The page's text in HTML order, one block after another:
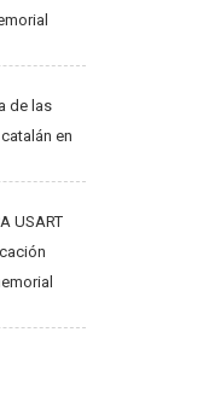
de las
en
USART